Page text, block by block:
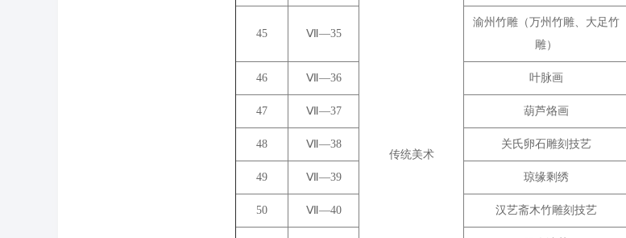
传统美术
45 Ⅶ―35
渝州竹雕（万州竹雕、大足竹
雕）
46 Ⅶ―36
叶脉画
47
Ⅶ―37 葫芦烙画
48 Ⅶ―38 关氏卵石雕刻技艺
49 Ⅶ―39
琼缘剩绣
50
Ⅶ―40 汉艺斋木竹雕刻技艺